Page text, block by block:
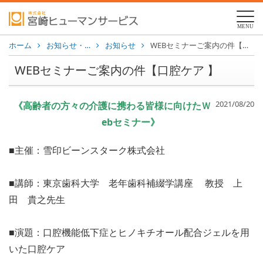
MENU
ホーム お知らせ・… お知らせ WEBセミナーご案内の件【口腔ケア 】
WEBセミナーご案内の件【口腔ケア 】
2021/08/20
《高齢者の方々の介護に携わる皆様に向けたＷ
ebセミナー》
■主催：雪印ビーンスターク株式会社
■講師：東京歯科大学 老年歯科補綴学講座 教授 上
田 貴之先生
■演題： 口腔機能低下症とヒノキチオール配合ジェルを用
いた口腔ケア